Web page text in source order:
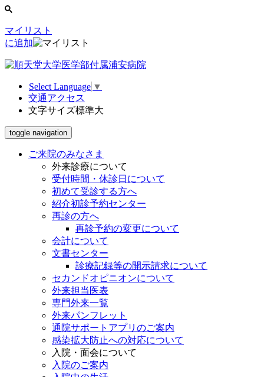
マイリスト
に追加
Select Language ▼
交通アクセス
文字サイズ標準大
toggle navigation
ご来院のみなさま
外来診療について
受付時間・休診日について
初めて受診する方へ
紹介初診予約センター
再診の方へ
再診予約の変更について
会計について
文書センター
診療記録等の開示請求について
セカンドオピニオンについて
外来担当医表
専門外来一覧
外来パンフレット
通院サポートアプリのご案内
感染拡大防止への対応について
入院・面会について
入院のご案内